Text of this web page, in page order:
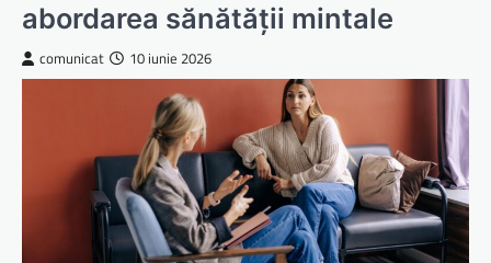
abordarea sănătății mintale
comunicat 10 iunie 2026